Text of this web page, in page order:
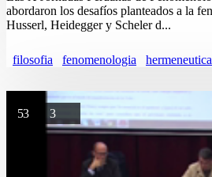
abordaron los desafíos planteados a la
Husserl, Heidegger y Scheler d...
filosofia fenomenologia hermeneutica
53 3